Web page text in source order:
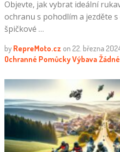
Objevte, jak vybrat ideální
ochranu s pohodlím a jezděte
špičkové …
by RepreMoto.cz on 22. března
Ochranné PomůckyVýbava